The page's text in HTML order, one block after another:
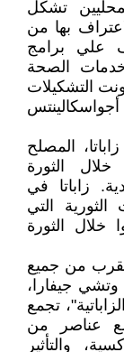
تشكل
بها من
علي برامج
خدمات الصحة
التشكيلات
المصلح
الثورة
زاباتا في
التي
قاتلوا خلال الثورة
من جميع
وتشي جيفارا،
تجمع
مع عناصر من
والتأثير